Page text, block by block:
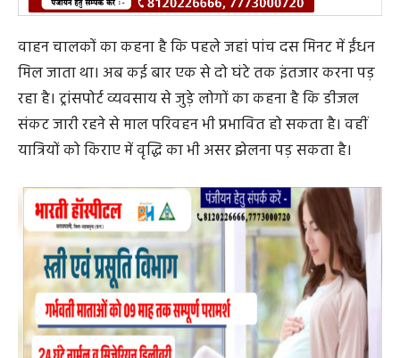
वाहन चालकों का कहना है कि पहले जहां पांच दस मिनट में ईंधन
मिल जाता था। अब कई बार एक से दो घंटे तक इंतजार करना पड़
रहा है। ट्रांसपोर्ट व्यवसाय से जुड़े लोगों का कहना है कि डीजल
यात्रियों को किराए में वृद्धि का भी असर झेलना पड़ सकता है।